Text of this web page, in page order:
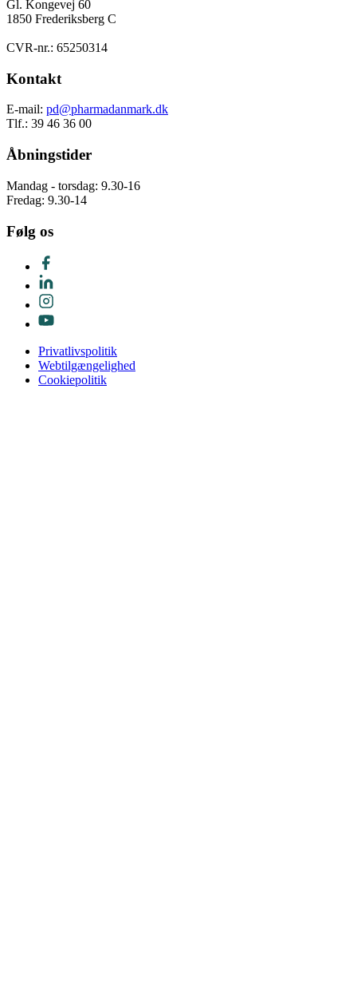
Gl. Kongevej 60
1850 Frederiksberg C
CVR-nr.: 65250314
Kontakt
E-mail: pd@pharmadanmark.dk
Tlf.: 39 46 36 00
Åbningstider
Mandag - torsdag: 9.30-16
Fredag: 9.30-14
Følg os
Privatlivspolitik
Webtilgængelighed
Cookiepolitik